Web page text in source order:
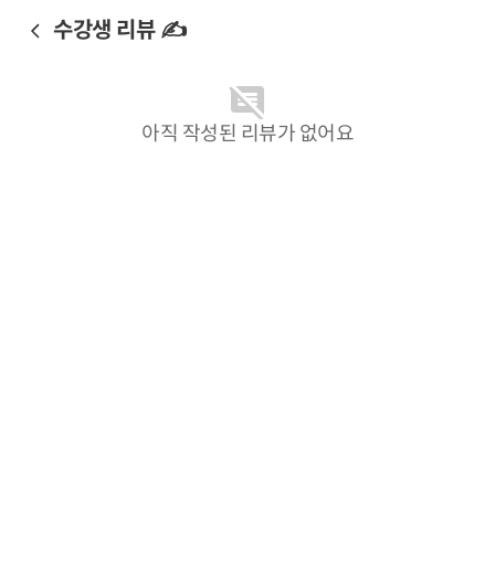
수강생 리뷰 ✍️
아직 작성된 리뷰가 없어요